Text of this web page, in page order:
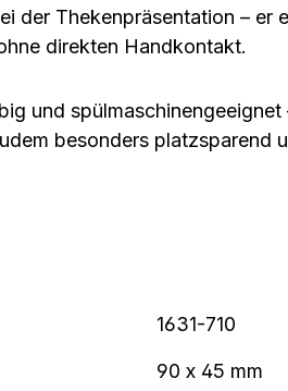
der Thekenpräsentation – er
direkten Handkontakt.
und spülmaschinengeeignet
besonders platzsparend
1631-710
90 x 45 mm